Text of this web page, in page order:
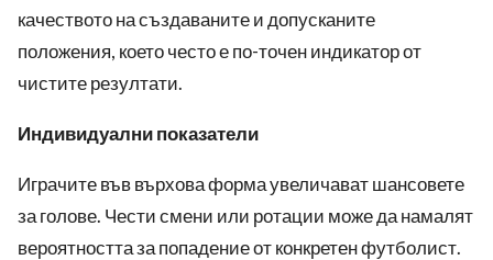
качеството на създаваните и допусканите
положения, което често е по-точен индикатор от
чистите резултати.
Индивидуални показатели
Играчите във върхова форма увеличават шансовете
за голове. Чести смени или ротации може да намалят
вероятността за попадение от конкретен футболист.